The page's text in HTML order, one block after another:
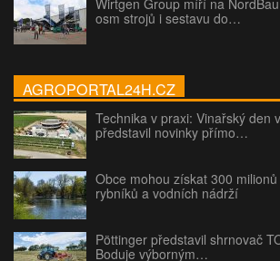
osm strojů i sestavu do…
AGROPORTAL24H.CZ
Technika v praxi: Vinařský den
představil novinky přímo…
Obce mohou získat 300
rybníků a vodních nádrží
Pöttinger představil shrnovač
Boduje výborným…